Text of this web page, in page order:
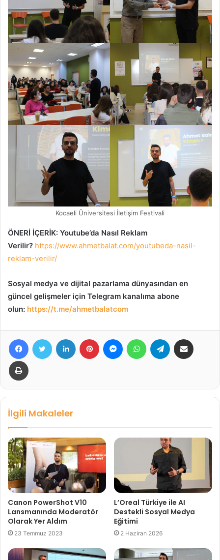
Kocaeli Üniversitesi İletişim Festivali
ÖNERİ İÇERİK: Youtube’da Nasıl Reklam
Verilir? https://www.ahmetbalat.com/youtubeda-nasil-
reklam-verilir/
Sosyal medya ve dijital pazarlama dünyasından en
güncel gelişmeler için Telegram kanalıma abone
olun: https://t.me/ahmetbalatcom
FacebookTwitter LinkedIn Pinterest MessengerWhatsAppTelegram
Yazdır
İlgili Makaleler
Canon PowerShot V10
Lansmanında Moderatör
Olarak Yer Aldım
23 Temmuz 2023
L’Oreal Türkiye ile AI
Destekli Sosyal Medya
Eğitimi
2 Haziran 2026